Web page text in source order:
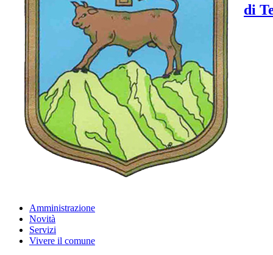
di
Amministrazione
Novità
Servizi
Vivere il comune